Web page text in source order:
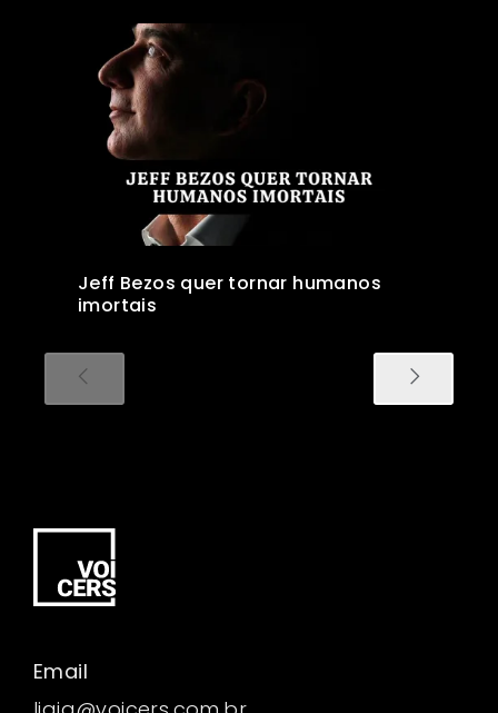
Jeff Bezos quer tornar humanos
imortais
Email